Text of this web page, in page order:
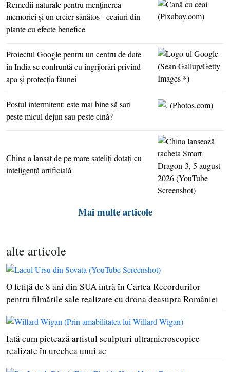
alte articole
O fetiţă de 8 ani din SUA intră în Cartea Recordurilor
pentru filmările sale realizate cu drona deasupra României
Iată cum pictează artistul sculpturi ultramicroscopice
realizate în urechea unui ac
Remedii naturale pentru menţinerea
memoriei şi un creier sănătos - ceaiuri din
plante cu efecte benefice
Proiectul Google pentru un centru de date
în India se confruntă cu îngrijorări privind
apa şi protecţia faunei
Postul intermitent: este mai bine să sari
peste micul dejun sau peste cină?
China a lansat de pe mare sateliţi dotaţi cu
inteligenţă artificială
Mai multe articole